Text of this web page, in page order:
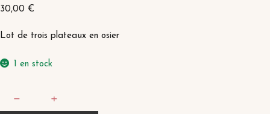
30,00 €
Lot de trois plateaux en osier
1 en stock
− +